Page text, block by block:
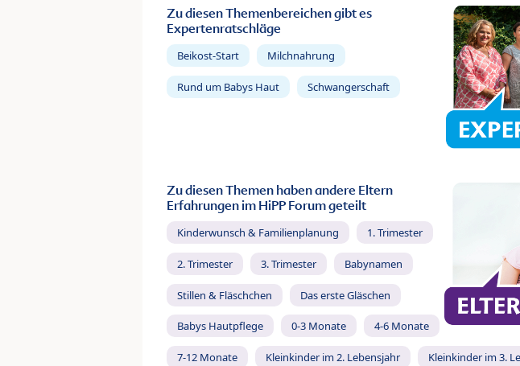
Zu diesen Themenbereichen gibt es
Expertenratschläge
Beikost-Start Milchnahrung
Rund um Babys Haut Schwangerschaft
Zu diesen Themen haben andere Eltern
Erfahrungen im HiPP Forum geteilt
Kinderwunsch & Familienplanung 1. Trimester
2. Trimester 3. Trimester Babynamen
Stillen & Fläschchen Das erste Gläschen
Babys Hautpflege 0-3 Monate 4-6 Monate
7-12 Monate Kleinkinder im 2. Lebensjahr Kleinkinder im 3.